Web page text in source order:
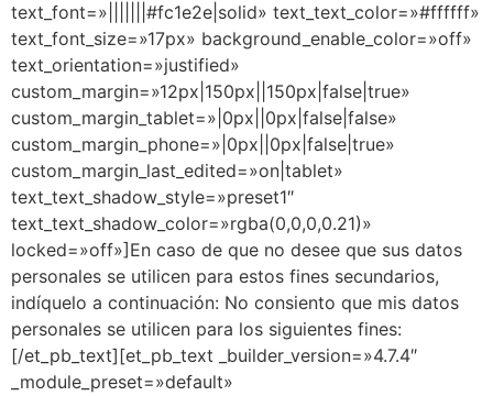
text_font=»|||||||#fc1e2e|solid» text_text_color=»#ffffff»
text_font_size=»17px» background_enable_color=»off»
text_orientation=»justified»
custom_margin=»12px|150px||150px|false|true»
custom_margin_tablet=»|0px||0px|false|false»
custom_margin_phone=»|0px||0px|false|true»
custom_margin_last_edited=»on|tablet»
text_text_shadow_style=»preset1″
text_text_shadow_color=»rgba(0,0,0,0.21)»
locked=»off»]En caso de que no desee que sus datos
personales se utilicen para estos fines secundarios,
indíquelo a continuación: No consiento que mis datos
personales se utilicen para los siguientes fines:
[/et_pb_text][et_pb_text _builder_version=»4.7.4″
_module_preset=»default»